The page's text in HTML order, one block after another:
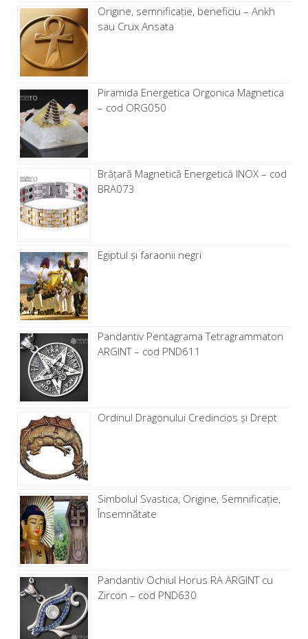
Origine, semnificație, beneficiu – Ankh
sau Crux Ansata
Piramida Energetica Orgonica Magnetica
– cod ORG050
Brăţară Magnetică Energetică INOX – cod
BRA073
Egiptul și faraonii negri
Pandantiv Pentagrama Tetragrammaton
ARGINT – cod PND611
Ordinul Dragonului Credincios și Drept
Simbolul Svastica, Origine, Semnificație,
Însemnătate
Pandantiv Ochiul Horus RA ARGINT cu
Zircon – cod PND630